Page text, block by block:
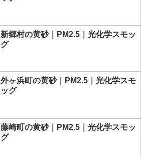
新郷村の黄砂｜PM2.5｜光化学スモッ
グ
外ヶ浜町の黄砂｜PM2.5｜光化学スモ
ッグ
藤崎町の黄砂｜PM2.5｜光化学スモッ
グ